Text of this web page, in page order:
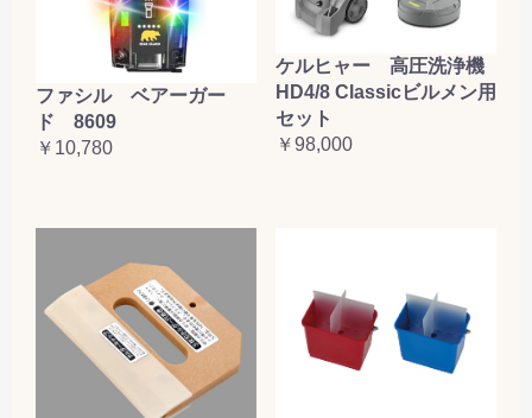
ファシル ベアーガー
ド 8609
￥10,780
ケルヒャー 高圧洗浄機
HD4/8 Classicビルメン用
セット
￥98,000